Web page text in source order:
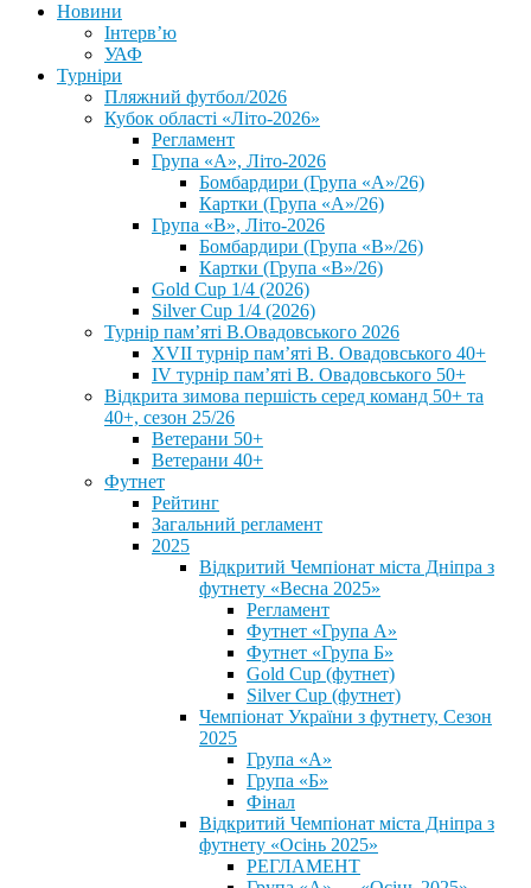
Новини
Інтерв’ю
УАФ
Турніри
Пляжний футбол/2026
Кубок області «Літо-2026»
Регламент
Група «А», Літо-2026
Бомбардири (Група «А»/26)
Картки (Група «А»/26)
Група «В», Літо-2026
Бомбардири (Група «В»/26)
Картки (Група «В»/26)
Gold Cup 1/4 (2026)
Silver Cup 1/4 (2026)
Турнір пам’яті В.Овадовського 2026
XVII турнір пам’яті В. Овадовського 40+
IV турнір пам’яті В. Овадовського 50+
Відкрита зимова першість серед команд 50+ та
40+, сезон 25/26
Ветерани 50+
Ветерани 40+
Футнет
Рейтинг
Загальний регламент
2025
Відкритий Чемпіонат міста Дніпра з
футнету «Весна 2025»
Регламент
Футнет «Група А»
Футнет «Група Б»
Gold Cup (футнет)
Silver Cup (футнет)
Чемпіонат України з футнету, Сезон
2025
Група «А»
Група «Б»
Фінал
Відкритий Чемпіонат міста Дніпра з
футнету «Осінь 2025»
РЕГЛАМЕНТ